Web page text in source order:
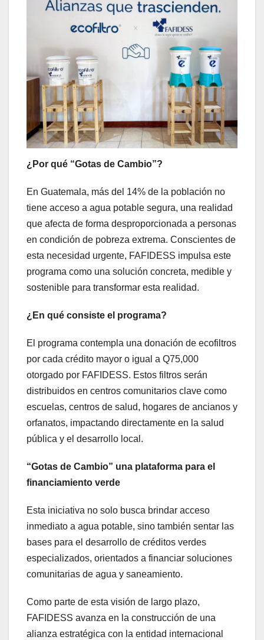
¿Por qué “Gotas de Cambio”?
En Guatemala, más del 14% de la población no
tiene acceso a agua potable segura, una realidad
que afecta de forma desproporcionada a personas
en condición de pobreza extrema. Conscientes de
esta necesidad urgente, FAFIDESS impulsa este
programa como una solución concreta, medible y
sostenible para transformar esta realidad.
¿En qué consiste el programa?
El programa contempla una donación de ecofiltros
por cada crédito mayor o igual a Q75,000
otorgado por FAFIDESS. Estos filtros serán
distribuidos en centros comunitarios clave como
escuelas, centros de salud, hogares de ancianos y
orfanatos, impactando directamente en la salud
pública y el desarrollo local.
“Gotas de Cambio” una plataforma para el
financiamiento verde
Esta iniciativa no solo busca brindar acceso
inmediato a agua potable, sino también sentar las
bases para el desarrollo de créditos verdes
especializados, orientados a financiar soluciones
comunitarias de agua y saneamiento.
Como parte de esta visión de largo plazo,
FAFIDESS avanza en la construcción de una
alianza estratégica con la entidad internacional